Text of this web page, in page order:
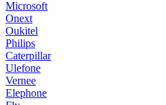
Microsoft
Onext
Oukitel
Philips
Caterpillar
Ulefone
Vernee
Elephone